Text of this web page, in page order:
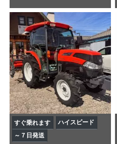
すぐ乗れます
ハイスピード
～７日発送